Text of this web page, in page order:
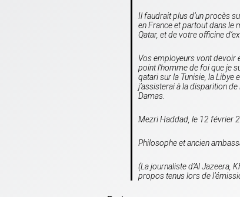
Il faudrait plus d’un procès
en France et partout dans le
Qatar, et de votre officine
Vos employeurs vont devoir
point l’homme de foi que je
qatari sur la Tunisie, la Libye
j’assisterai à la disparition
Damas.
Mezri Haddad, le 12 février
Philosophe et ancien
(La journaliste d’Al Jazeera,
propos tenus lors de